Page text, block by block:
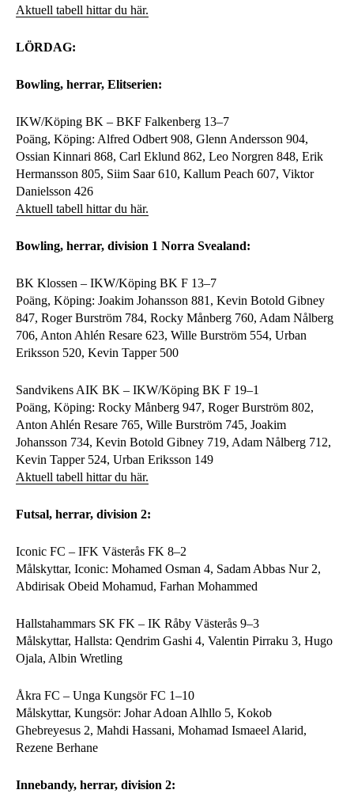
Aktuell tabell hittar du här.
LÖRDAG:
Bowling, herrar, Elitserien:
IKW/Köping BK – BKF Falkenberg 13–7
Poäng, Köping: Alfred Odbert 908, Glenn Andersson 904,
Ossian Kinnari 868, Carl Eklund 862, Leo Norgren 848, Erik
Hermansson 805, Siim Saar 610, Kallum Peach 607, Viktor
Danielsson 426
Aktuell tabell hittar du här.
Bowling, herrar, division 1 Norra Svealand:
BK Klossen – IKW/Köping BK F 13–7
Poäng, Köping: Joakim Johansson 881, Kevin Botold Gibney
847, Roger Burström 784, Rocky Månberg 760, Adam Nålberg
706, Anton Ahlén Resare 623, Wille Burström 554, Urban
Eriksson 520, Kevin Tapper 500
Sandvikens AIK BK – IKW/Köping BK F 19–1
Poäng, Köping: Rocky Månberg 947, Roger Burström 802,
Anton Ahlén Resare 765, Wille Burström 745, Joakim
Johansson 734, Kevin Botold Gibney 719, Adam Nålberg 712,
Kevin Tapper 524, Urban Eriksson 149
Aktuell tabell hittar du här.
Futsal, herrar, division 2:
Iconic FC – IFK Västerås FK 8–2
Målskyttar, Iconic: Mohamed Osman 4, Sadam Abbas Nur 2,
Abdirisak Obeid Mohamud, Farhan Mohammed
Hallstahammars SK FK – IK Råby Västerås 9–3
Målskyttar, Hallsta: Qendrim Gashi 4, Valentin Pirraku 3, Hugo
Ojala, Albin Wretling
Åkra FC – Unga Kungsör FC 1–10
Målskyttar, Kungsör: Johar Adoan Alhllo 5, Kokob
Ghebreyesus 2, Mahdi Hassani, Mohamad Ismaeel Alarid,
Rezene Berhane
Innebandy, herrar, division 2: